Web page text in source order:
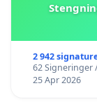
2 942
62 Signeringer
25 Apr 2026